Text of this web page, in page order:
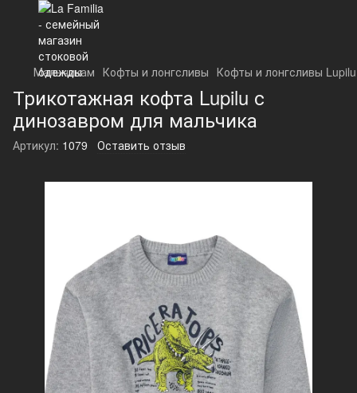
Мальчикам Кофты и лонгсливы Кофты и лонгсливы Lupilu
Трикотажная кофта Lupilu с
динозавром для мальчика
Артикул: 1079 Оставить отзыв